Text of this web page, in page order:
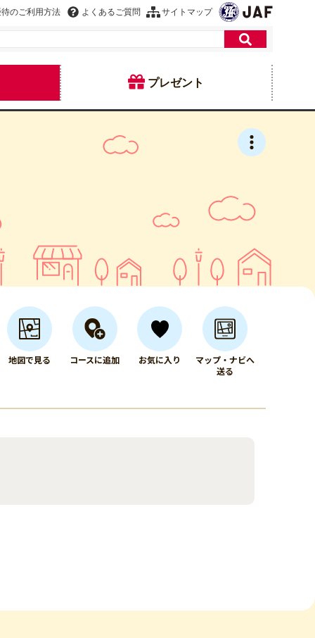
のご利用方法 よくあるご質問 サイトマップ
プレゼント
地図で見る コースに追加 お気に入り
マップ・ナビへ
送る